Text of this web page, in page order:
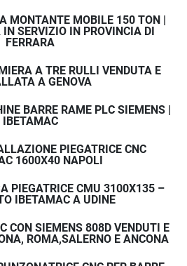
MONTANTE MOBILE 150 TON |
SERVIZIO IN PROVINCIA DI
FERRARA
A TRE RULLI VENDUTA E
A GENOVA
BARRE RAME PLC SIEMENS |
IBETAMAC
PIEGATRICE CNC
1600X40 NAPOLI
PIEGATRICE CMU 3100X135 –
IBETAMAC A UDINE
CON SIEMENS 808D VENDUTI E
ROMA,SALERNO E ANCONA